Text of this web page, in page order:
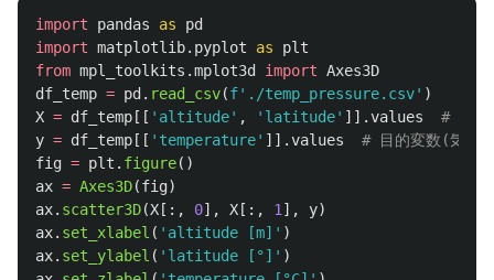
import pandas as
pd
import matplotlib.pyplot as
plt
from mpl_toolkits.mplot3d import Axes3D
df_temp = pd . read_csv(f' ./temp_pressure.csv' )
X = df_temp [[ ' altitude' , ' latitude' ]].values
y = df_temp [[ ' temperature' ]].values
fig = plt . figure()
ax = Axes3D(fig)
ax. scatter3D(X [:, 0], X [:, 1 ], y)
ax. set_xlabel ( ' altitude [m] ' )
ax. set_ylabel ( ' latitude [°] ' )